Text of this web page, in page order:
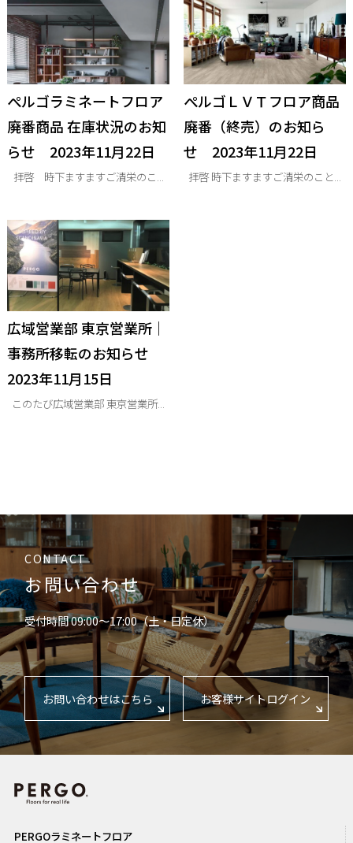
ぺルゴラミネートフロア
廃番商品 在庫状況のお知
らせ 2023年11月22日
拝啓 時下ますますご清栄のこ...
ぺルゴＬＶＴフロア商品
廃番（終売）のお知ら
せ 2023年11月22日
拝啓 時下ますますご清栄のこと...
広域営業部 東京営業所｜
事務所移転のお知らせ
2023年11月15日
このたび広域営業部 東京営業所...
CONTACT
お問い合わせ
受付時間 09:00〜17:00（土・日定休）
お問い合わせはこちら お客様サイトログイン
PERGOラミネートフロア